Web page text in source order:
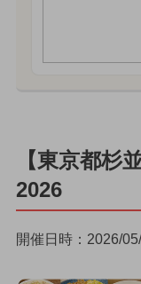
【東京都杉
2026
開催日時：2026/